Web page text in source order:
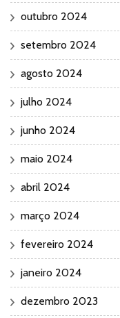
outubro 2024
setembro 2024
agosto 2024
julho 2024
junho 2024
maio 2024
abril 2024
março 2024
fevereiro 2024
janeiro 2024
dezembro 2023